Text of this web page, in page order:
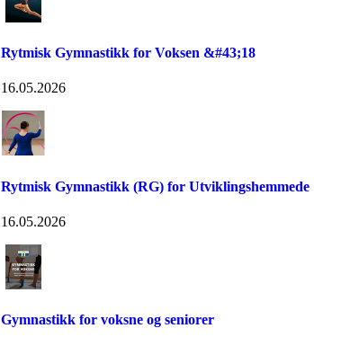
Rytmisk Gymnastikk for Voksen &#43;18
16.05.2026
Rytmisk Gymnastikk (RG) for Utviklingshemmede
16.05.2026
Gymnastikk for voksne og seniorer